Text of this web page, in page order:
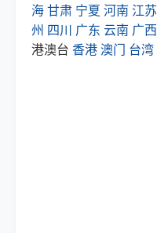
海甘肃 宁夏 河南 江苏
州 四川 广东 云南 广西
港澳台 香港澳门 台湾